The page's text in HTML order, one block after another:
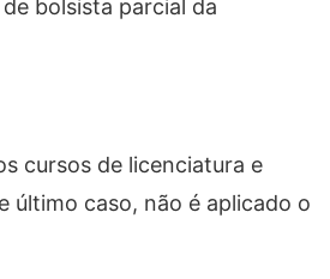
bolsista parcial da
cursos de licenciatura e
último caso, não é aplicado o